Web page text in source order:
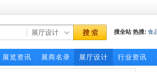
搜全站 热搜: 食
展览资讯 展商名录 展厅设计 行业资讯